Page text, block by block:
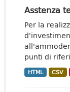
Asstenza
Per la
punti di
HTML CSV